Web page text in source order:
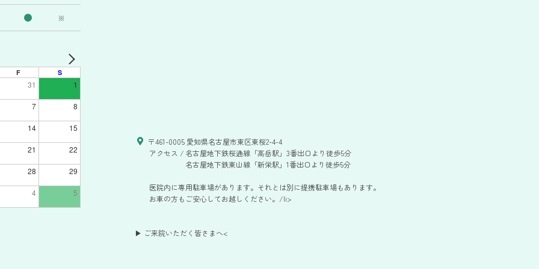
※
F S
31 1
7 8
14 15
21 22
28 29
4 5
〒461-0005 愛知県名古屋市東区東桜2-4-4
アクセス / 名古屋地下鉄桜通線「高岳駅」3番出口より徒歩5分
名古屋地下鉄東山線「新栄駅」1番出口より徒歩5分
医院内に専用駐車場があります。それとは別に提携駐車場もあります。
お車の方もご安心してお越しください。/li>
▶ ご来院いただく皆さまへ<